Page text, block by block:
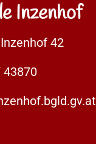
Inzenhof
42
43870